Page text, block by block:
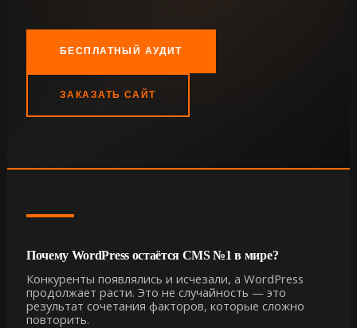
БЕСПЛАТНЫЙ АУДИТ
ЗАКАЗАТЬ САЙТ
Почему WordPress остаётся CMS №1 в мире?
Конкуренты появлялись и исчезали, а WordPress
продолжает расти. Это не случайность — это
результат сочетания факторов, которые сложно
повторить.